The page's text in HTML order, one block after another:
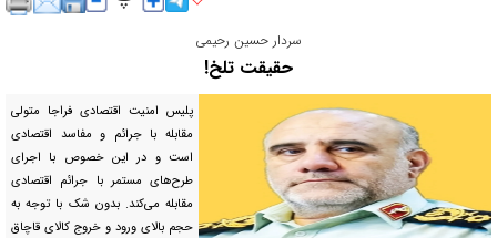
سردار حسین رحیمی
حقیقت تلخ!
‌پلیس امنیت اقتصادی فراجا متولی
مقابله با جرائم و مفاسد اقتصادی
است و در این خصوص با اجرای
طرح‌های مستمر با جرائم اقتصادی
مقابله می‌کند. بدون شک با توجه به
حجم بالای ورود و خروج کالای قاچاق